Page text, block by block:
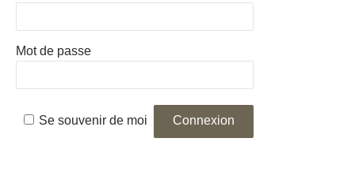
Mot de passe
Se souvenir de moi